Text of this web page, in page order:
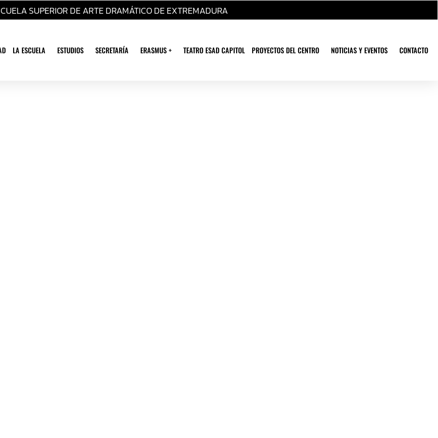
SUPERIOR DE ARTE DRAMÁTICO DE EXTREMADURA
LA ESCUELA ESTUDIOS SECRETARÍA ERASMUS + TEATRO ESAD CAPITOL PROYECTOS DEL CENTRO NOTICIAS Y EVENTOS CONTACTO